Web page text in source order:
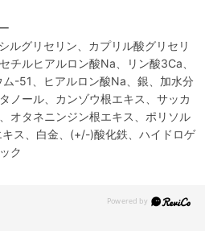
ルグリセリン、カプリル酸グリセリ
チルヒアルロン酸Na、リン酸3Ca、
-51、ヒアルロン酸Na、銀、加水分
ノール、カンゾウ根エキス、サッカ
オタネニンジン根エキス、ポリソル
ス、白金、(+/-)酸化鉄、ハイドロゲ
ク